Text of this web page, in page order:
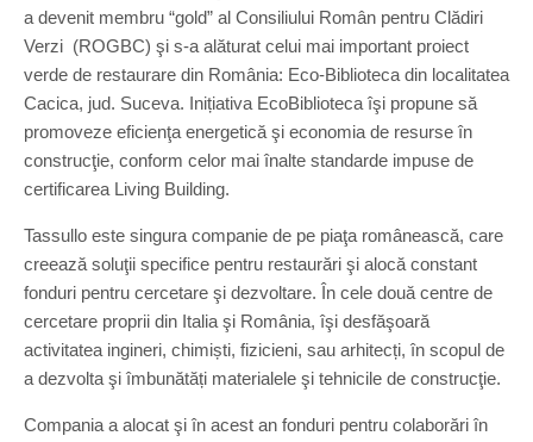
a devenit membru “gold” al Consiliului Român pentru Clădiri
Verzi (ROGBC) şi s-a alăturat celui mai important proiect
verde de restaurare din România: Eco-Biblioteca din localitatea
Cacica, jud. Suceva. Inițiativa EcoBiblioteca îşi propune să
promoveze eficienţa energetică şi economia de resurse în
construcţie, conform celor mai înalte standarde impuse de
certificarea Living Building.
Tassullo este singura companie de pe piaţa românească, care
creează soluţii specifice pentru restaurări şi alocă constant
fonduri pentru cercetare şi dezvoltare. În cele două centre de
cercetare proprii din Italia şi România, îşi desfăşoară
activitatea ingineri, chimiști, fizicieni, sau arhitecți, în scopul de
a dezvolta şi îmbunătăți materialele şi tehnicile de construcţie.
Compania a alocat şi în acest an fonduri pentru colaborări în